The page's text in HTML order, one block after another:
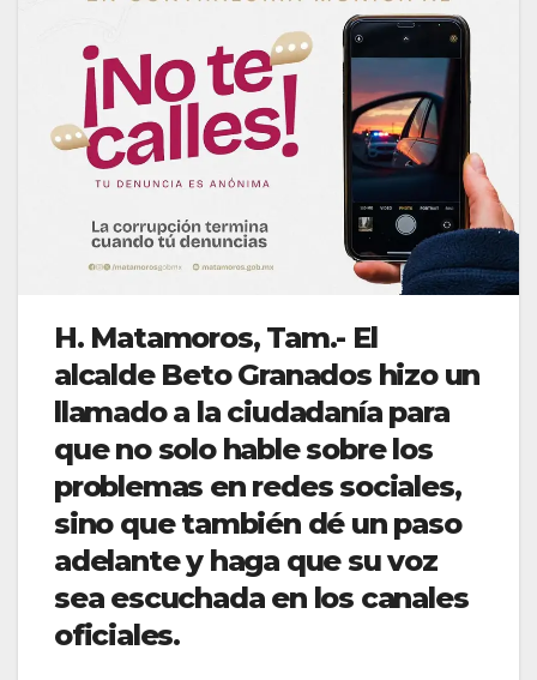
H. Matamoros, Tam.- El
alcalde Beto Granados hizo un
llamado a la ciudadanía para
que no solo hable sobre los
problemas en redes sociales,
sino que también dé un paso
adelante y haga que su voz
sea escuchada en los canales
oficiales.